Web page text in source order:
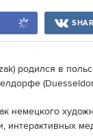
родился в
немецкого
интерактивных